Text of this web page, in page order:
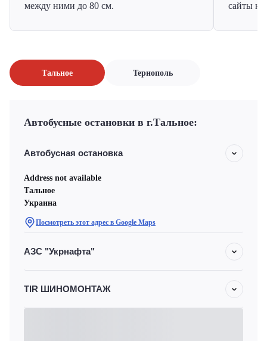
между ними до 80 см.
сайты на
Тальное Тернополь
Автобусные остановки в г.Тальное:
Автобусная остановка
Address not available
Тальное
Украина
Посмотреть этот адрес в Google Maps
АЗС "Укрнафта"
TIR ШИНОМОНТАЖ